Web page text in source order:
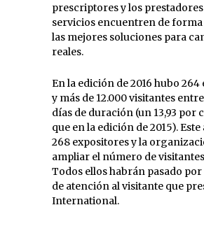
prescriptores y los
servicios encuentren de
las mejores soluciones para
reales.
En la edición de 2016 hubo
y más de 12.000 visitantes
días de duración (un 13,93 por
que en la edición de 2015).
268 expositores y la
ampliar el número de visitantes
Todos ellos habrán pasado
de atención al visitante que
International.